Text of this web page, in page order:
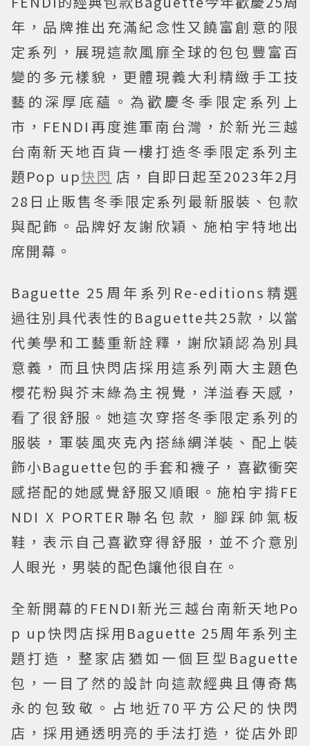
年，品牌推出充滿紀念性又饒富創意的限
定系列，展現這款風靡全球的包包豐富百
變的多元樣貌，更體現義大利精緻手工技
藝的深厚底蘊。為歡慶冬季限定系列上
市，FENDI再度進軍南台灣，於新光三越
台南新天地百貨一樓打造冬季限定系列主
題Pop up快閃 店，自即日起至2023年2月
28日止販售冬季限定系列最新服裝、包款
與配飾。品牌好友謝欣穎、施柏宇特地出
席開幕。
Baguette 25周年系列Re-editions精選
過往別具代表性的Baguette共25款，以當
代美學和工藝重新詮釋，謝欣穎認為別具
意義，而且快閃店採用這系列兩大主題色
櫻花粉與芥末綠為主視覺，洋溢春天感，
看了很舒服。她這次穿搭冬季限定系列的
服裝，軍裝風夾克內搭絲綢洋裝、配上裝
飾小Baguette包的手套和襪子，喜歡衝突
感搭配的她感覺舒服又順眼。施柏宇揹FE
NDI X PORTER聯名包款，腳踩帥氣板
鞋，表示自己喜歡穿得舒服，並不介意別
人眼光，男裝的配色讓他很自在。
全新開幕的FENDI新光三越台南新天地Po
p up快閃店採用Baguette 25周年系列主
題打造，整家店猶如一個巨型Baguette
包，一目了然的設計向這款經典且傳奇雋
永的包致敬。占地近70平方公尺的快閃
店，採用通透明亮的手法打造，從店外即